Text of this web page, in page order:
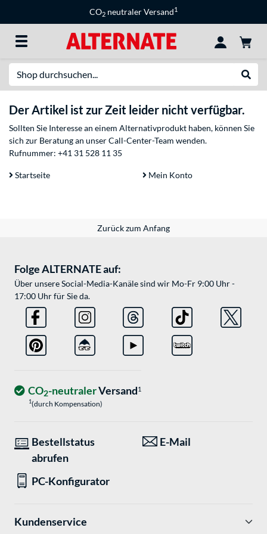
CO2 neutraler Versand1
Der Artikel ist zur Zeit leider nicht verfügbar.
Sollten Sie Interesse an einem Alternativprodukt haben, können Sie
sich zur Beratung an unser Call-Center-Team wenden.
Rufnummer: +41 31 528 11 35
Startseite Mein Konto
Zurück zum Anfang
Folge ALTERNATE auf:
Über unsere Social-Media-Kanäle sind wir Mo-Fr 9:00 Uhr -
17:00 Uhr für Sie da.
CO2-neutralerVersand1
1(durch Kompensation)
Bestellstatus
abrufen
E-Mail
PC-Konfigurator
Kundenservice